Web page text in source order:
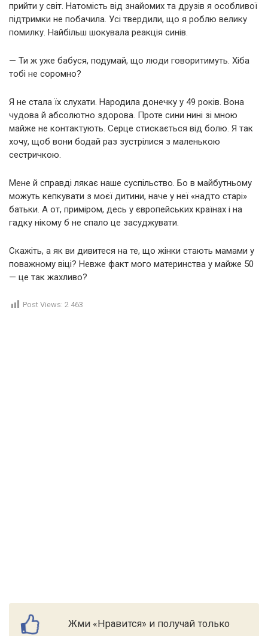
прийти у світ. Натомість від знайомих та друзів я особливої
підтримки не побачила. Усі твердили, що я роблю велику
помилку. Найбільш шокувала реакція синів.
— Ти ж уже бабуся, подумай, що люди говоритимуть. Хіба
тобі не соромно?
Я не стала їх слухати. Народила донечку у 49 років. Вона
чудова й абсолютно здорова. Проте сини нині зі мною
майже не контактують. Серце стискається від болю. Я так
хочу, щоб вони бодай раз зустрілися з маленькою
сестричкою.
Мене й справді лякає наше суспільство. Бо в майбутньому
можуть кепкувати з моєї дитини, наче у неї «надто старі»
батьки. А от, приміром, десь у європейських країнах і на
гадку нікому б не спало це засуджувати.
Скажіть, а як ви дивитеся на те, що жінки стають мамами у
поважному віці? Невже факт мого материнства у майже 50
— це так жахливо?
Post Views: 2 463
Жми «Нравится» и получай только